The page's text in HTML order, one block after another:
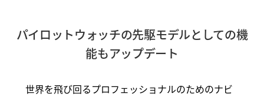
パイロットウォッチの先駆モデルとしての機
能もアップデート
世界を飛び回るプロフェッショナルのためのナビ